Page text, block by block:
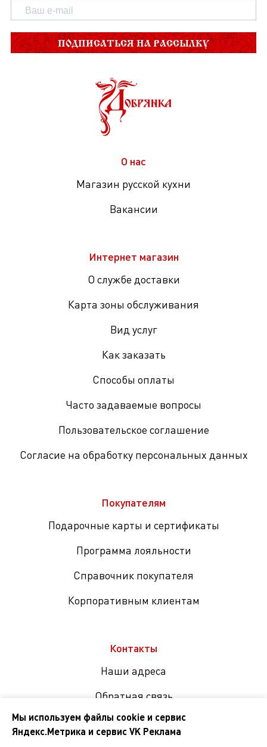
ПОДПИСАТЬСЯ НА РАССЫЛКУ
О нас
Магазин русской кухни
Вакансии
Интернет магазин
О службе доставки
Карта зоны обслуживания
Вид услуг
Как заказать
Способы оплаты
Часто задаваемые вопросы
Пользовательское соглашение
Согласие на обработку персональных данных
Покупателям
Подарочные карты и сертификаты
Программа лояльности
Справочник покупателя
Корпоративным клиентам
Контакты
Наши адреса
Обратная связь
Мы используем файлы cookie и сервис
Яндекс.Метрика и сервис VK Реклама